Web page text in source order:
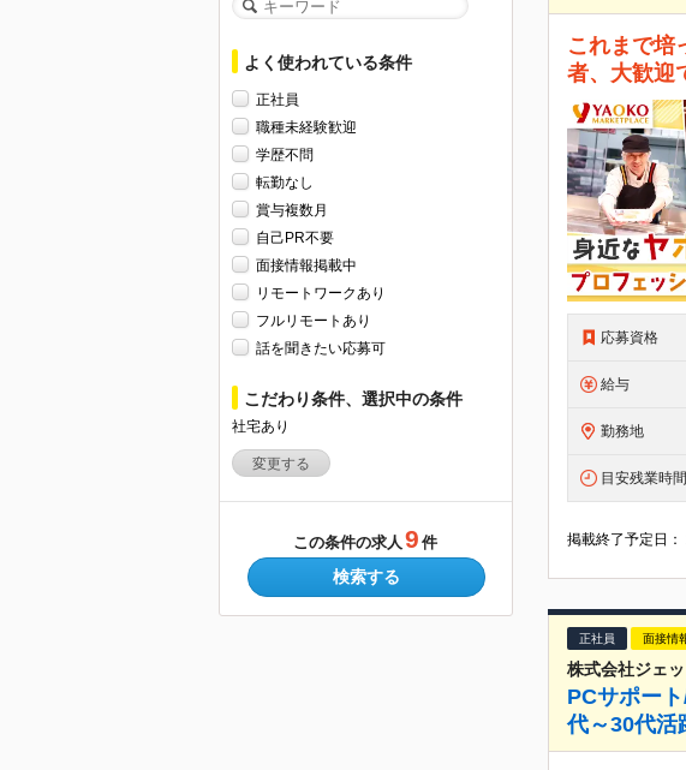
よく使われている条件
正社員
職種未経験歓迎
学歴不問
転勤なし
賞与複数月
自己PR不要
面接情報掲載中
リモートワークあり
フルリモートあり
話を聞きたい応募可
こだわり条件、選択中の条件
社宅あり
変更する
この条件の求人 9 件
検索する
これまで培
者、大歓迎
応募資格
給与
勤務地
目安残業時間
掲載終了予定日：
正社員 面接情
株式会社ジェ
PCサポー
代～30代活